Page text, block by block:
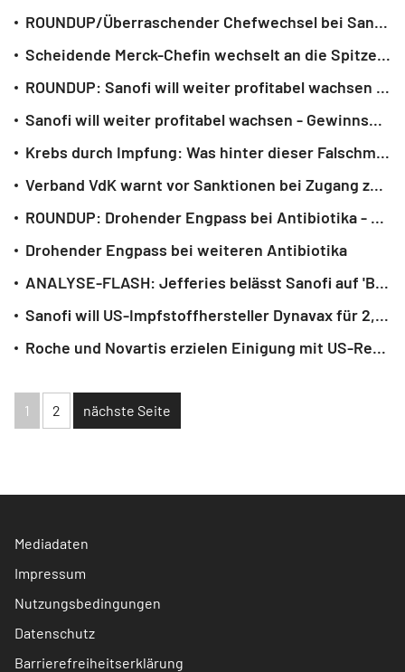
ROUNDUP/Überraschender Chefwechsel bei Sanofi: Scheidende Merck-Lenkerin kommt
Scheidende Merck-Chefin wechselt an die Spitze von Arzneimittelhersteller Sanofi
ROUNDUP: Sanofi will weiter profitabel wachsen - Gewinnsprung 2025
Sanofi will weiter profitabel wachsen - Gewinnsprung im Jahr 2025
Krebs durch Impfung: Was hinter dieser Falschmeldung steckt
Verband VdK warnt vor Sanktionen bei Zugang zu Arztterminen
ROUNDUP: Drohender Engpass bei Antibiotika - Sonderregeln
Drohender Engpass bei weiteren Antibiotika
ANALYSE-FLASH: Jefferies belässt Sanofi auf 'Buy' - Ziel 100 Euro
Sanofi will US-Impfstoffhersteller Dynavax für 2,2 Milliarden Dollar kaufen
Roche und Novartis erzielen Einigung mit US-Regierung
1 2 nächste Seite
Mediadaten
Impressum
Nutzungsbedingungen
Datenschutz
Barrierefreiheitserklärung